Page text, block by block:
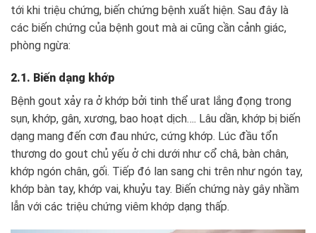
tới khi triệu chứng, biến chứng bệnh xuất hiện. Sau đây là
các biến chứng của bệnh gout mà ai cũng cần cảnh giác,
phòng ngừa:
2.1. Biến dạng khớp
Bệnh gout xảy ra ở khớp bởi tinh thể urat lắng đọng trong
sụn, khớp, gân, xương, bao hoạt dịch…. Lâu dần, khớp bị biến
dạng mang đến cơn đau nhức, cứng khớp. Lúc đầu tổn
thương do gout chủ yếu ở chi dưới như cổ châ, bàn chân,
khớp ngón chân, gối. Tiếp đó lan sang chi trên như ngón tay,
khớp bàn tay, khớp vai, khuỷu tay. Biến chứng này gây nhầm
lẫn với các triệu chứng viêm khớp dạng thấp.